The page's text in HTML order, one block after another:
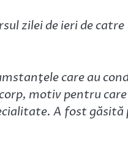
zilei de ieri de catre
care au
motiv pentru
A fost găsită